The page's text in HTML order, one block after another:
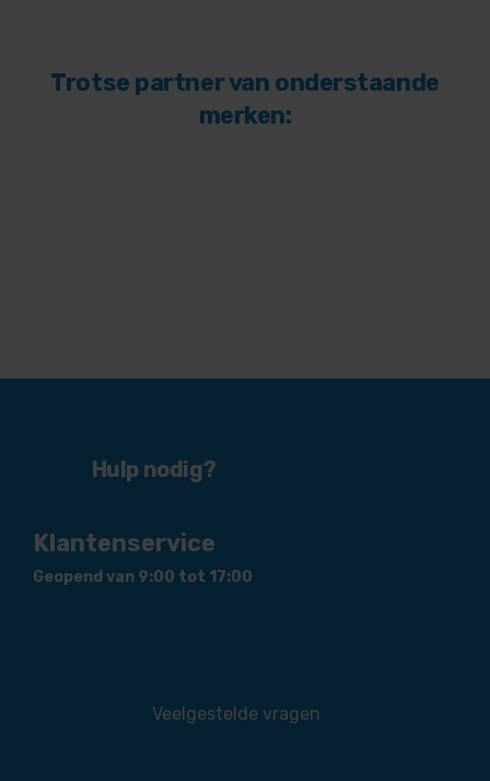
Trotse partner van onderstaande
merken:
Hulp nodig?
Klantenservice
Geopend van 9:00 tot 17:00
Veelgestelde vragen